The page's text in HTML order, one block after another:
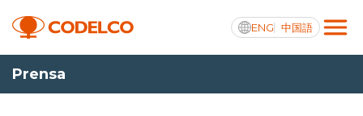
ENG 中国語
Transparencia activa
Prensa